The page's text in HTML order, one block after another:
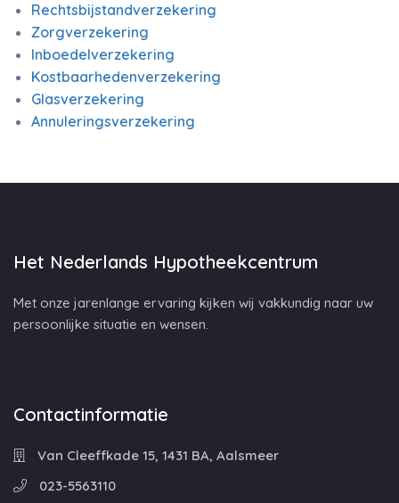
Rechtsbijstandverzekering
Zorgverzekering
Inboedelverzekering
Kostbaarhedenverzekering
Glasverzekering
Annuleringsverzekering
Het Nederlands Hypotheekcentrum
Met onze jarenlange ervaring kijken wij vakkundig naar uw
persoonlijke situatie en wensen.
Contactinformatie
Van Cleeffkade 15, 1431 BA, Aalsmeer
023-5563110